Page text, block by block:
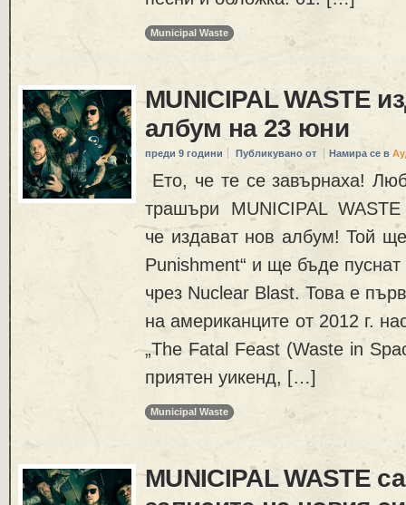
Municipal Waste
MUNICIPAL WASTE
албум на 23 юни
преди 9 години Публикувано от Намира се в
Ето, че те се завърнаха!
трашъри MUNICIPAL
че издават нов албум! Той
Punishment“ и ще бъде
чрез Nuclear Blast. Това е
на американците от 2012 г.
„The Fatal Feast (Waste in
приятен уикенд, […]
Municipal Waste
MUNICIPAL WASTE